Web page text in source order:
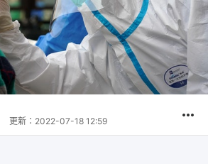
更新： 2022-07-18 12:59